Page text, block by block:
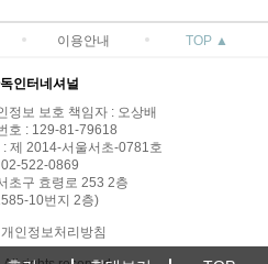
이용안내 TOP ▲
인터네셔널
정보 보호 책임자 : 오상배
호 : 129-81-79618
제 2014-서울서초-0781호
02-522-0869
초구 효령로 253 2층
10번지 2층)
개인정보처리방침